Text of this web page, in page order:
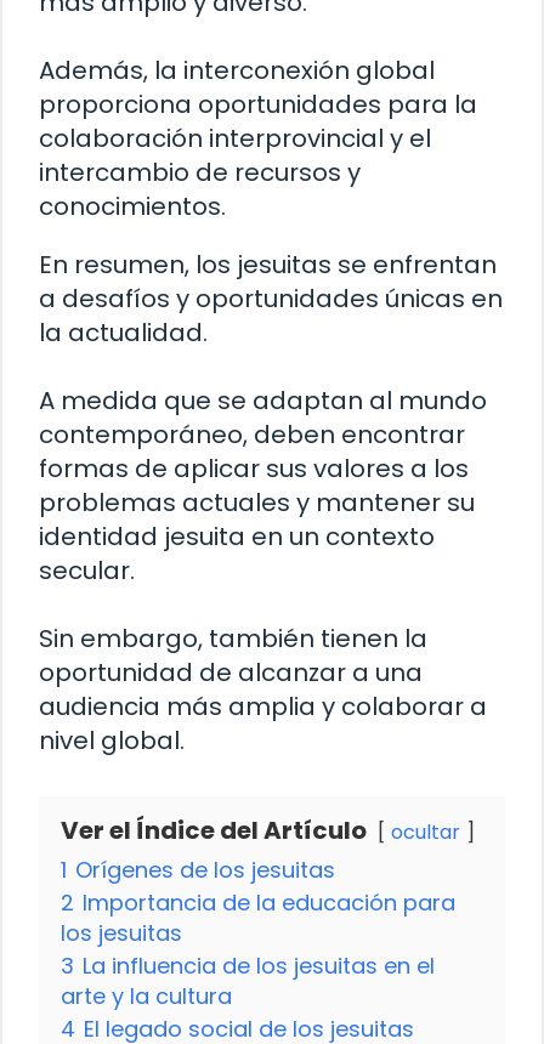
Además, la interconexión global
proporciona oportunidades para la
colaboración interprovincial y el
intercambio de recursos y
conocimientos.
En resumen, los jesuitas se enfrentan
a desafíos y oportunidades únicas en
la actualidad.
A medida que se adaptan al mundo
contemporáneo, deben encontrar
formas de aplicar sus valores a los
problemas actuales y mantener su
identidad jesuita en un contexto
secular.
Sin embargo, también tienen la
oportunidad de alcanzar a una
audiencia más amplia y colaborar a
nivel global.
Ver el Índice del Artículo ocultar
1 Orígenes de los jesuitas
2 Importancia de la educación para
los jesuitas
3 La influencia de los jesuitas en el
arte y la cultura
4 El legado social de los jesuitas